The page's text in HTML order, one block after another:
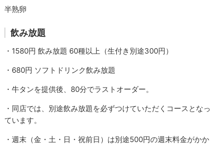
半熟卵
飲み放題
・1580円 飲み放題 60種以上（生付き別途300円）
・680円 ソフトドリンク飲み放題
・牛タンを提供後、80分でラストオーダー。
・同店では、別途飲み放題を必ずつけていただくコースとなっ
ています。
・週末（金・土・日・祝前日）は別途500円の週末料金がかか